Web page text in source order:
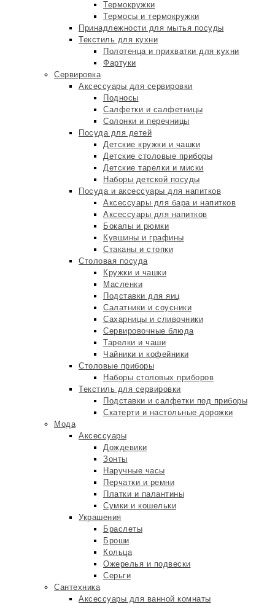
Термокружки
Термосы и термокружки
Принадлежности для мытья посуды
Текстиль для кухни
Полотенца и прихватки для кухни
Фартуки
Сервировка
Аксессуары для сервировки
Подносы
Салфетки и салфетницы
Солонки и перечницы
Посуда для детей
Детские кружки и чашки
Детские столовые приборы
Детские тарелки и миски
Наборы детской посуды
Посуда и аксессуары для напитков
Аксессуары для бара и напитков
Аксессуары для напитков
Бокалы и рюмки
Кувшины и графины
Стаканы и стопки
Столовая посуда
Кружки и чашки
Масленки
Подставки для яиц
Салатники и соусники
Сахарницы и сливочники
Сервировочные блюда
Тарелки и чаши
Чайники и кофейники
Столовые приборы
Наборы столовых приборов
Текстиль для сервировки
Подставки и салфетки под приборы
Скатерти и настольные дорожки
Мода
Аксессуары
Дождевики
Зонты
Наручные часы
Перчатки и ремни
Платки и палантины
Сумки и кошельки
Украшения
Браслеты
Броши
Кольца
Ожерелья и подвески
Серьги
Сантехника
Аксессуары для ванной комнаты